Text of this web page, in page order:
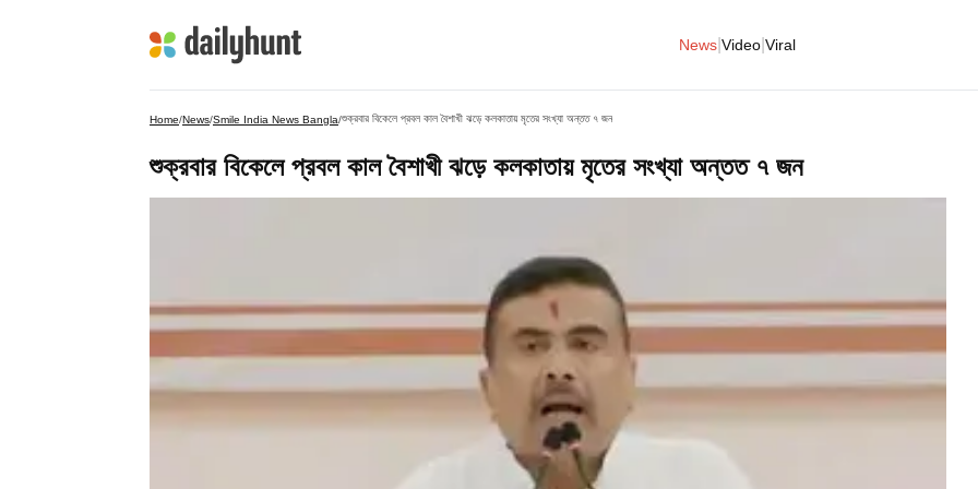
News Video Viral
Home/News/Smile India News Bangla/শুক্রবার বিকেলে প্রবল কাল বৈশাখী ঝড়ে কলকাতায় মৃতের সংখ্যা অন্তত ৭ জন
শুক্রবার বিকেলে প্রবল কাল বৈশাখী ঝড়ে কলকাতায় মৃতের সংখ্যা অন্তত ৭ জন